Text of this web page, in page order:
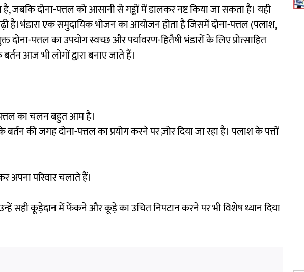
जबकि दोना-पत्तल को आसानी से गड्ढों में डालकर नष्ट किया जा सकता है। यही
बढ़ी है।भंडारा एक समुदायिक भोजन का आयोजन होता है जिसमें दोना-पत्तल (पलाश,
पत्तल का उपयोग स्वच्छ और पर्यावरण-हितैषी भंडारों के लिए प्रोत्साहित
आज भी लोगों द्वारा बनाए जाते हैं।
का चलन बहुत आम है।
की जगह दोना-पत्तल का प्रयोग करने पर ज़ोर दिया जा रहा है। पलाश के पत्तों
अपना परिवार चलाते हैं।
सही कूड़ेदान में फेंकने और कूड़े का उचित निपटान करने पर भी विशेष ध्यान दिया